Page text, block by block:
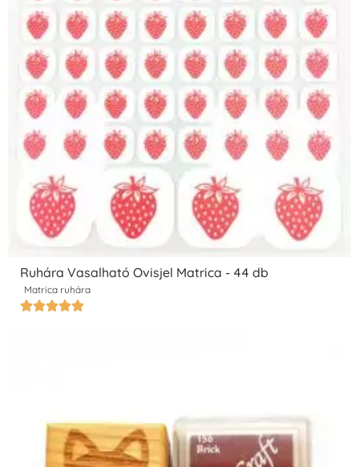
Ruhára Vasalható Ovisjel Matrica - 44 db
Matrica ruhára
